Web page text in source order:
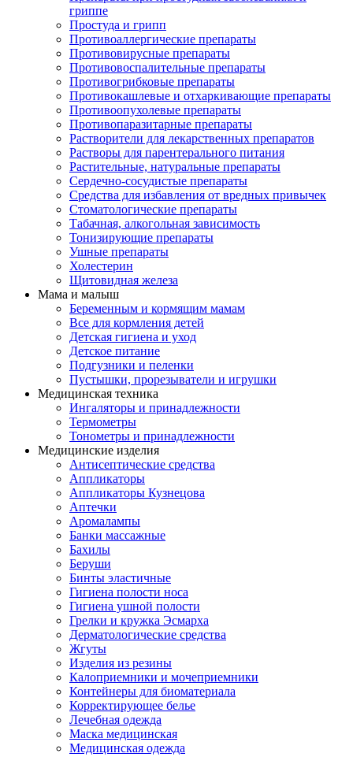
гриппе
Простуда и грипп
Противоаллергические препараты
Противовирусные препараты
Противовоспалительные препараты
Противогрибковые препараты
Противокашлевые и отхаркивающие препараты
Противоопухолевые препараты
Противопаразитарные препараты
Растворители для лекарственных препаратов
Растворы для парентерального питания
Растительные, натуральные препараты
Сердечно-сосудистые препараты
Средства для избавления от вредных привычек
Стоматологические препараты
Табачная, алкогольная зависимость
Тонизирующие препараты
Ушные препараты
Холестерин
Щитовидная железа
Мама и малыш
Беременным и кормящим мамам
Все для кормления детей
Детская гигиена и уход
Детское питание
Подгузники и пеленки
Пустышки, прорезыватели и игрушки
Медицинская техника
Ингаляторы и принадлежности
Термометры
Тонометры и принадлежности
Медицинские изделия
Антисептические средства
Аппликаторы
Аппликаторы Кузнецова
Аптечки
Аромалампы
Банки массажные
Бахилы
Беруши
Бинты эластичные
Гигиена полости носа
Гигиена ушной полости
Грелки и кружка Эсмарха
Дерматологические средства
Жгуты
Изделия из резины
Калоприемники и мочеприемники
Контейнеры для биоматериала
Корректирующее белье
Лечебная одежда
Маска медицинская
Медицинская одежда